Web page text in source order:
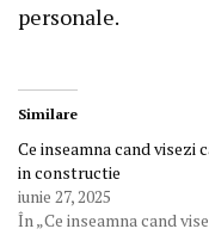
personale.
Similare
Ce inseamna cand visezi
in constructie
iunie 27, 2025
În „Ce inseamna cand